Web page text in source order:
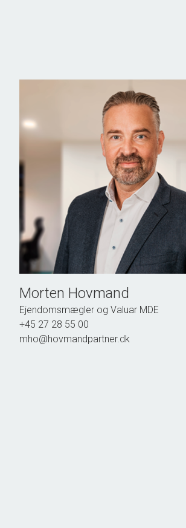
også teknisk intelligent og
Udelivet er mindst lige så indbydende
du nyde stilheden, mens spaen
moderne bekvemmeligheder lige ved
Kornmarken er et nyere og
og daginstitutioner, og med kort vej til
Kornmarken 13 er kort sagt et hjem for
sted, hvor hverdagen får et strejf af
Morten Hovmand
Ejendomsmægler og Valuar MDE
+45 27 28 55 00
mho@hovmandpartner.dk